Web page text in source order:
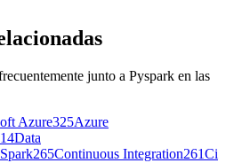
junto a Pyspark en las
Azure325Azure
Data
Spark265Continuous Integration261Ci